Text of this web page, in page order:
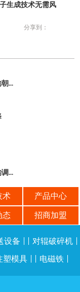
生成技术无需风
分享到：
...
...
术 产品中心
态 招商加盟
设备 对辊破碎机
塑模具 电磁铁